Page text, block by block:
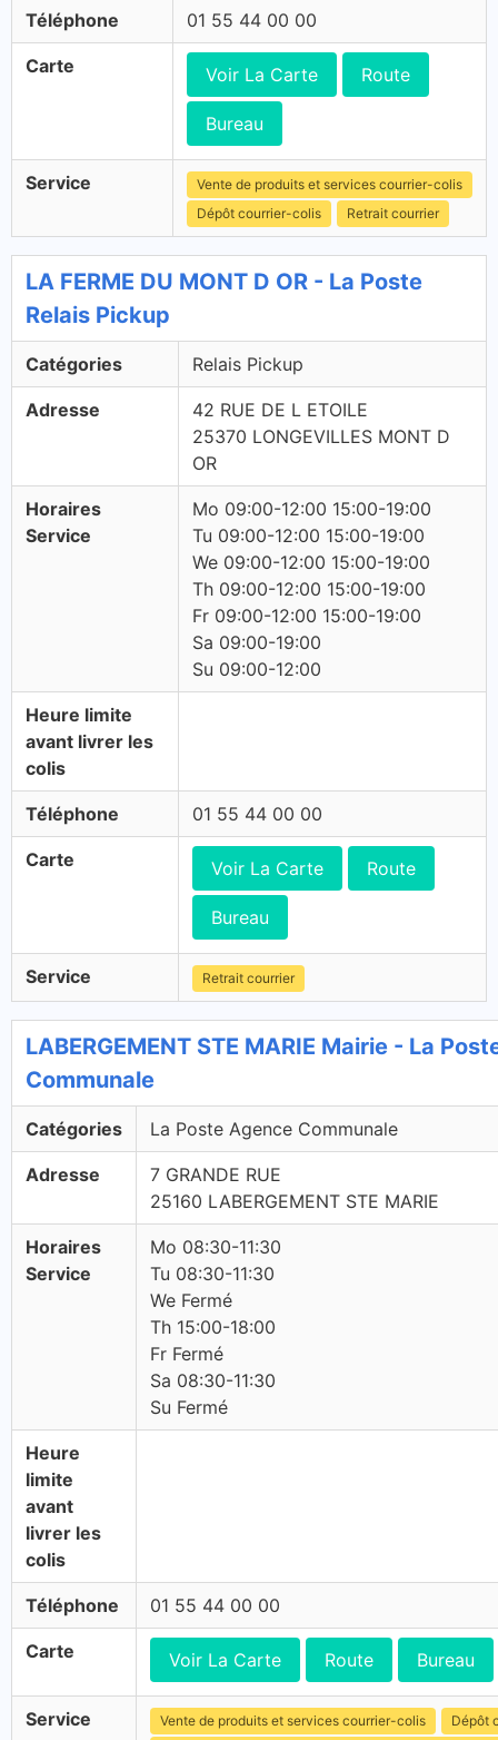
Téléphone 01 55 44 00 00
Carte Voir La Carte Route
Bureau
Service
Vente de produits et services courrier-colis
Dépôt courrier-colis
Retrait courrier
LA FERME DU MONT D OR - La Poste
Relais Pickup
Catégories Relais Pickup
Adresse
42 RUE DE L ETOILE
25370 LONGEVILLES MONT D
OR
Horaires
Service
Mo 09:00-12:00 15:00-19:00
Tu 09:00-12:00 15:00-19:00
We 09:00-12:00 15:00-19:00
Th 09:00-12:00 15:00-19:00
Fr 09:00-12:00 15:00-19:00
Sa 09:00-19:00
Su 09:00-12:00
Heure limite
avant livrer les
colis
Téléphone 01 55 44 00 00
Carte Voir La Carte Route
Bureau
Service Retrait courrier
LABERGEMENT STE MARIE Mairie - La
Communale
Catégories La Poste Agence Communale
Adresse
7 GRANDE RUE
25160 LABERGEMENT STE MARIE
Horaires
Service
Mo 08:30-11:30
Tu 08:30-11:30
We Fermé
Th 15:00-18:00
Fr Fermé
Sa 08:30-11:30
Su Fermé
Heure
limite
avant
livrer les
colis
Téléphone 01 55 44 00 00
Carte Voir La Carte Route Bureau
Service Vente de produits et services courrier-colis
Dépôt